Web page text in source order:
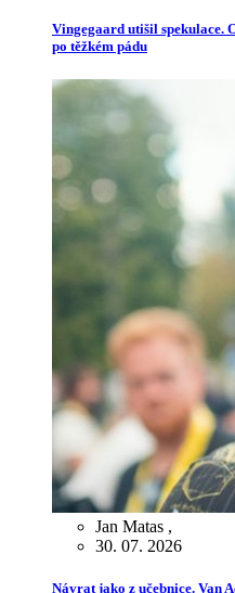
Vingegaard utišil spekulace.
po těžkém pádu
Jan Matas ,
30. 07. 2026
Návrat jako z učebnice. Van